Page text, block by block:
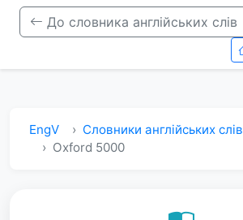
До словника англійських слів
EngV
Словники англійських слів
Oxford 5000